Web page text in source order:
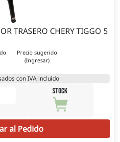
TRASERO CHERY TIGGO 5
Precio sugerido
(Ingresar)
con IVA incluido
STOCK
al Pedido